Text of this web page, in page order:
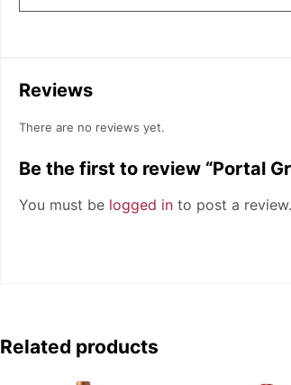
Reviews
There are no reviews yet.
Be the first to review “Portal
You must be logged in to post a review.
Related products